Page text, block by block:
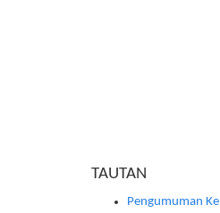
TAUTAN
Pengumuman